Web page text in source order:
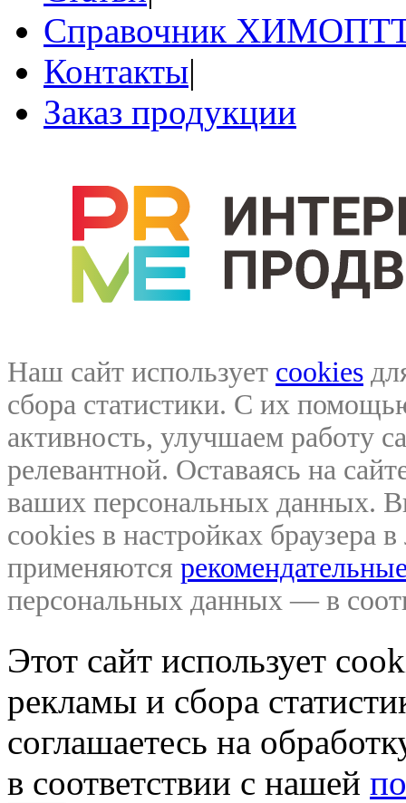
Справочник
Контакты|
Заказ продукции
Наш сайт использует cookies
сбора статистики. С их
активность, улучшаем работу
релевантной. Оставаясь на
ваших персональных данных.
cookies в настройках браузера
применяются
персональных данных — в
Этот сайт использует
рекламы и сбора
соглашаетесь на
в соответствии с нашей